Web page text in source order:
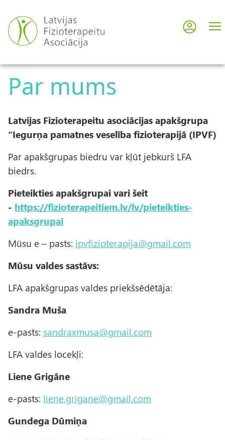
uz
galveno
saturu
User
Par mums
Latvijas Fizioterapeitu asociācijas apakšgrupa
“Iegurņa pamatnes veselība fizioterapijā (IPVF)
Par apakšgrupas biedru var kļūt jebkurš LFA
biedrs.
Pieteikties apakšgrupai vari šeit
- https://fizioterapeitiem.lv/lv/pieteikties-
apaksgrupai
Mūsu e – pasts: ipvfizioterapija@gmail.com
Mūsu valdes sastāvs:
LFA apakšgrupas valdes priekšsēdētāja:
Sandra Muša
e-pasts: sandraxmusa@gmail.com
LFA valdes locekļi:
Liene Grigāne
e-pasts: liene.grigane@gmail.com
Gundega Dūmiņa